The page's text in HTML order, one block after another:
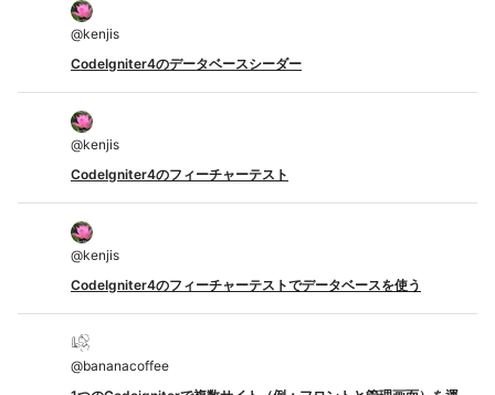
@kenjis
CodeIgniter4のデータベースシーダー
@kenjis
CodeIgniter4のフィーチャーテスト
@kenjis
CodeIgniter4のフィーチャーテストでデータベースを使う
@bananacoffee